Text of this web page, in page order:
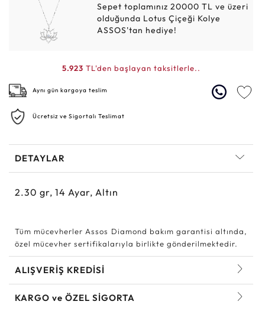
Sepet toplamınız 20000 TL ve üzeri
olduğunda Lotus Çiçeği Kolye
ASSOS'tan hediye!
5.923 TL'den başlayan taksitlerle..
Aynı gün kargoya teslim
Ücretsiz ve Sigortalı Teslimat
DETAYLAR
2.30 gr, 14 Ayar, Altın
Tüm mücevherler Assos Diamond bakım garantisi altında,
özel mücevher sertifikalarıyla birlikte gönderilmektedir.
ALIŞVERİŞ KREDİSİ
KARGO ve ÖZEL SİGORTA